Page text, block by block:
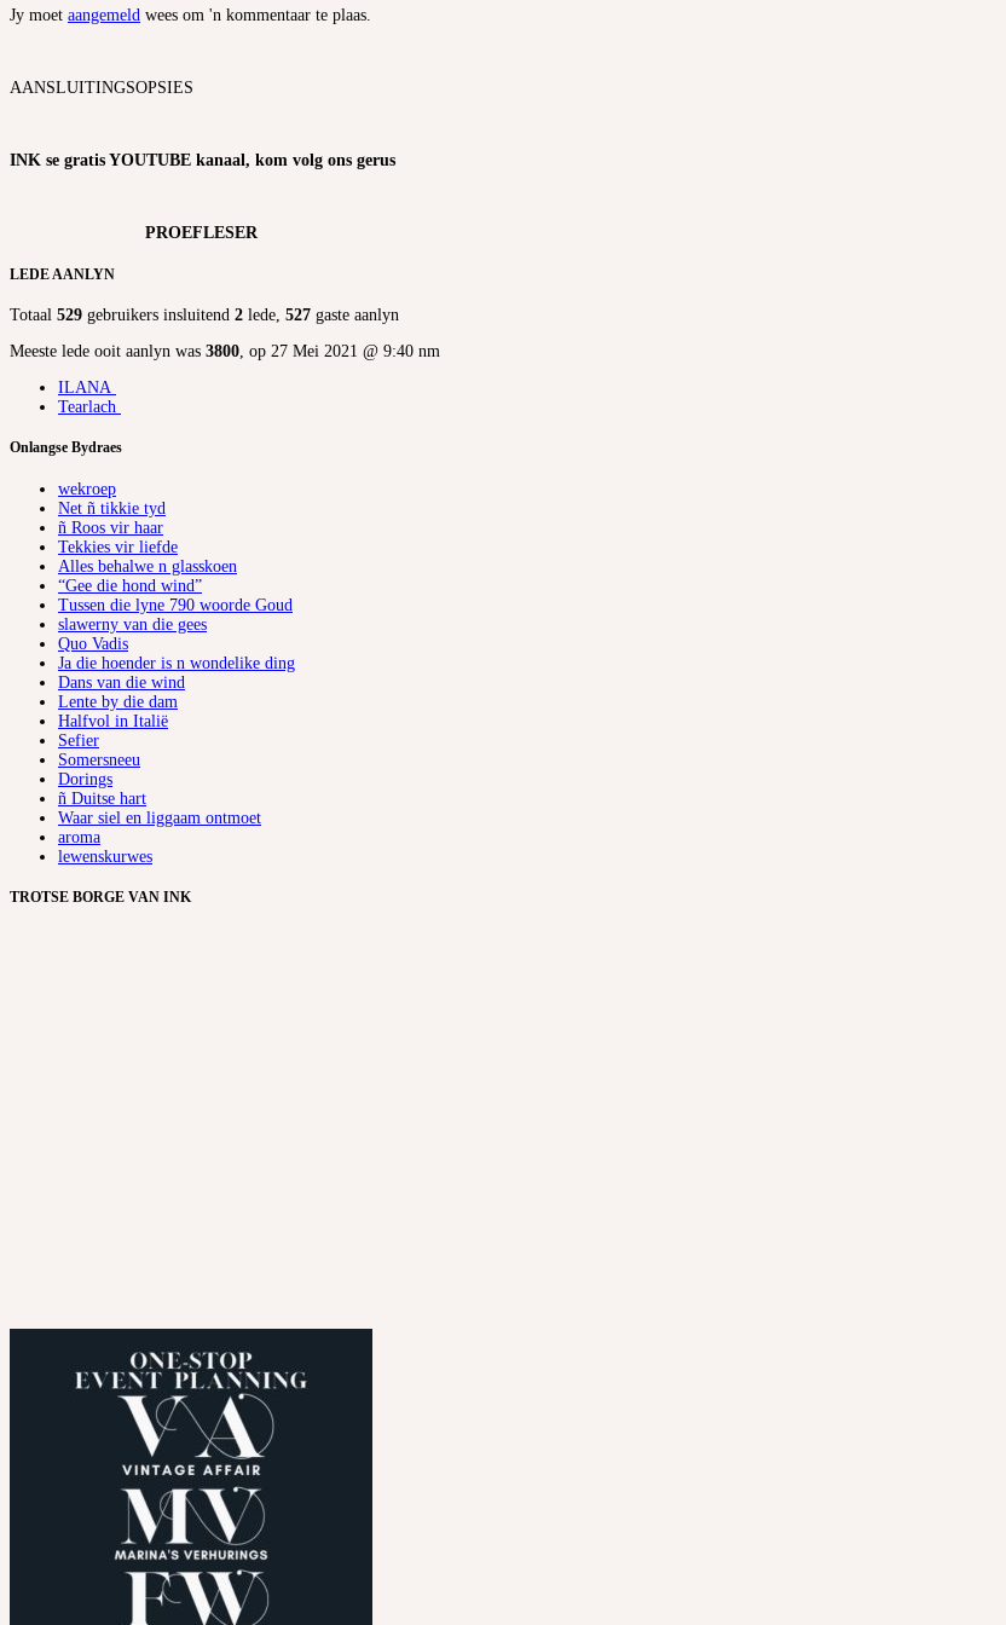
Jy moet aangemeld wees om 'n kommentaar te plaas.
AANSLUITINGSOPSIES
INK se gratis YOUTUBE kanaal, kom volg ons gerus
PROEFLESER
LEDE AANLYN
Totaal 529 gebruikers insluitend 2 lede, 527 gaste aanlyn
Meeste lede ooit aanlyn was 3800, op 27 Mei 2021 @ 9:40 nm
ILANA
Tearlach
Onlangse Bydraes
wekroep
Net ñ tikkie tyd
ñ Roos vir haar
Tekkies vir liefde
Alles behalwe n glasskoen
“Gee die hond wind”
Tussen die lyne 790 woorde Goud
slawerny van die gees
Quo Vadis
Ja die hoender is n wondelike ding
Dans van die wind
Lente by die dam
Halfvol in Italië
Sefier
Somersneeu
Dorings
ñ Duitse hart
Waar siel en liggaam ontmoet
aroma
lewenskurwes
TROTSE BORGE VAN INK